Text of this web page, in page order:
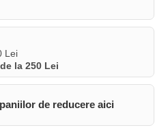
Lei
la 250 Lei
de reducere aici